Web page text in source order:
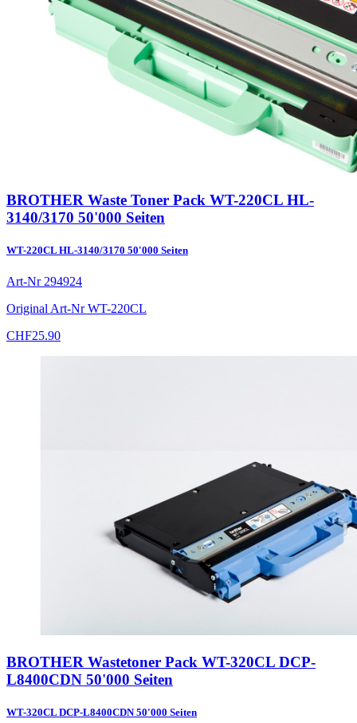
BROTHER Waste Toner Pack WT-220CL HL-
3140/3170 50'000 Seiten
WT-220CL HL-3140/3170 50'000 Seiten
Art-Nr 294924
Original Art-NrWT-220CL
CHF25.90
BROTHER Wastetoner Pack WT-320CL DCP-
L8400CDN 50'000 Seiten
WT-320CL DCP-L8400CDN 50'000 Seiten